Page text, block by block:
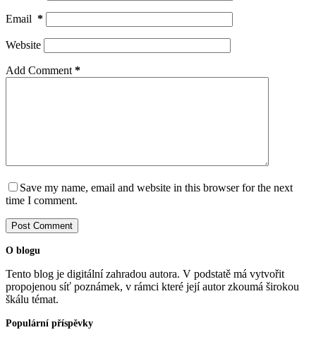
Email *
Website
Add Comment *
Save my name, email and website in this browser for the next
time I comment.
Post Comment
O blogu
Tento blog je digitální zahradou autora. V podstatě má vytvořit
propojenou síť poznámek, v rámci které její autor zkoumá širokou
škálu témat.
Populární příspěvky